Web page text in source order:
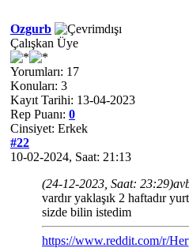
Ozgurb
Çalışkan Üye
Yorumları: 17
Konuları: 3
Kayıt Tarihi: 13-04-2023
Rep Puanı: 0
Cinsiyet: Erkek
#22
10-02-2024, Saat: 21:13
(24-12-2023, Saat: 23:29)
vardır yaklaşık 2 haftadır
sizde bilin istedim
https://www.reddit.com/r/